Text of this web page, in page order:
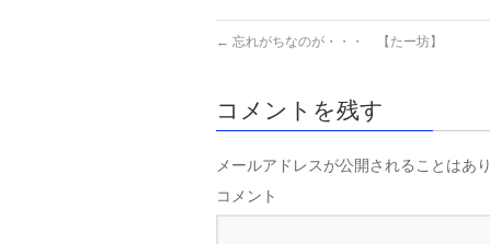
← 忘れがちなのが・・・ 【たー坊】
コメントを残す
メールアドレスが公開されることはあり
コメント